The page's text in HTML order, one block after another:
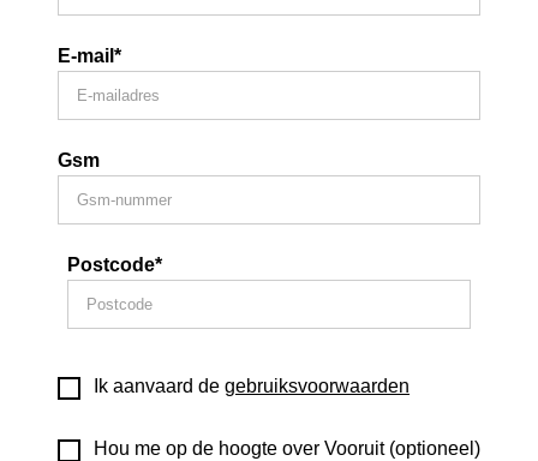
E-mail*
Gsm
Postcode*
Ik aanvaard de gebruiksvoorwaarden
Hou me op de hoogte over Vooruit (optioneel)